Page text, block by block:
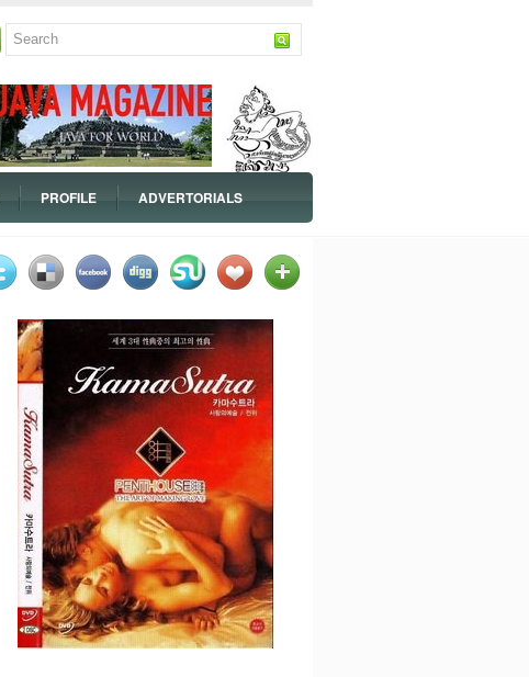
PROFILE ADVERTORIALS